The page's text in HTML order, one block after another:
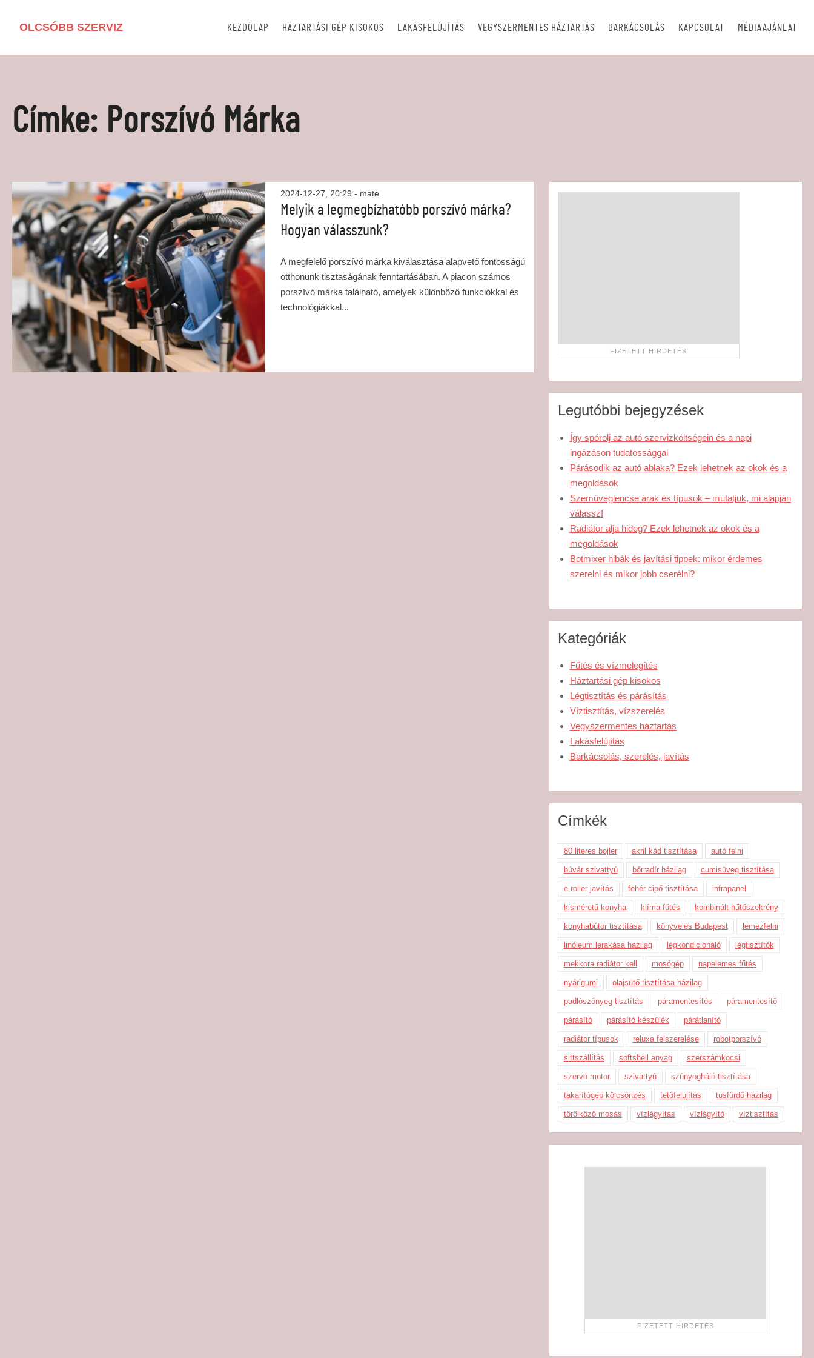
OLCSÓBB SZERVIZ KEZDŐLAP HÁZTARTÁSI GÉP KISOKOS LAKÁSFELÚJÍTÁS VEGYSZERMENTES HÁZTARTÁS BARKÁCSOLÁS KAPCSOLAT MÉDIAAJÁNLAT
Címke: Porszívó Márka
2024-12-27, 20:29 - mate
Melyik a legmegbízhatóbb porszívó márka?
Hogyan válasszunk?
A megfelelő porszívó márka kiválasztása alapvető fontosságú
otthonunk tisztaságának fenntartásában. A piacon számos
porszívó márka található, amelyek különböző funkciókkal és
technológiákkal...
Legutóbbi bejegyzések
Így spórolj az autó szervizköltségein és a napi
ingázáson tudatossággal
Párásodik az autó ablaka? Ezek lehetnek az okok és a
megoldások
Szemüveglencse árak és típusok – mutatjuk, mi alapján
válassz!
Radiátor alja hideg? Ezek lehetnek az okok és a
megoldások
Botmixer hibák és javítási tippek: mikor érdemes
szerelni és mikor jobb cserélni?
Kategóriák
Fűtés és vízmelegítés
Háztartási gép kisokos
Légtisztítás és párásítás
Víztisztítás, vízszerelés
Vegyszermentes háztartás
Lakásfelújítás
Barkácsolás, szerelés, javítás
Címkék
80 literes bojler akril kád tisztítása autó felni
búvár szivattyú bőrradír házilag cumisüveg tisztítása
e roller javítás fehér cipő tisztítása infrapanel
kisméretű konyha klíma fűtés kombinált hűtőszekrény
konyhabútor tisztítása könyvelés Budapest lemezfelni
linóleum lerakása házilag légkondicionáló légtisztítók
mekkora radiátor kell mosógép napelemes fűtés
nyárigumi olajsütő tisztítása házilag
padlószőnyeg tisztítás páramentesítés páramentesítő
párásító párásító készülék párátlanító
radiátor típusok reluxa felszerelése robotporszívó
sittszállítás softshell anyag szerszámkocsi
szervó motor szivattyú szúnyogháló tisztítása
takarítógép kölcsönzés tetőfelújítás tusfürdő házilag
törölköző mosás vízlágyítás vízlágyító víztisztítás